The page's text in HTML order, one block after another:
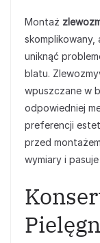
Montaż
uniknąć
blatu.
wpuszczane w
odpowiedniej
preferencji
przed
wymiary i